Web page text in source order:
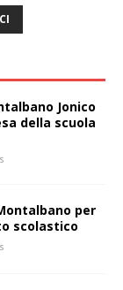
Jonico
della scuola
per
scolastico